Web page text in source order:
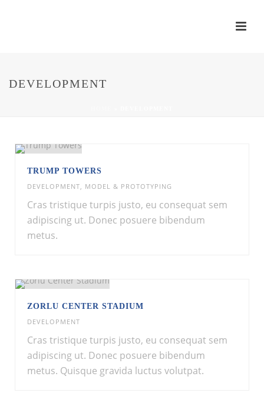
DEVELOPMENT
TRUMP TOWERS
DEVELOPMENT, MODEL & PROTOTYPING
Cras tristique turpis justo, eu consequat sem
adipiscing ut. Donec posuere bibendum
metus.
ZORLU CENTER STADIUM
DEVELOPMENT
Cras tristique turpis justo, eu consequat sem
adipiscing ut. Donec posuere bibendum
metus. Quisque gravida luctus volutpat.